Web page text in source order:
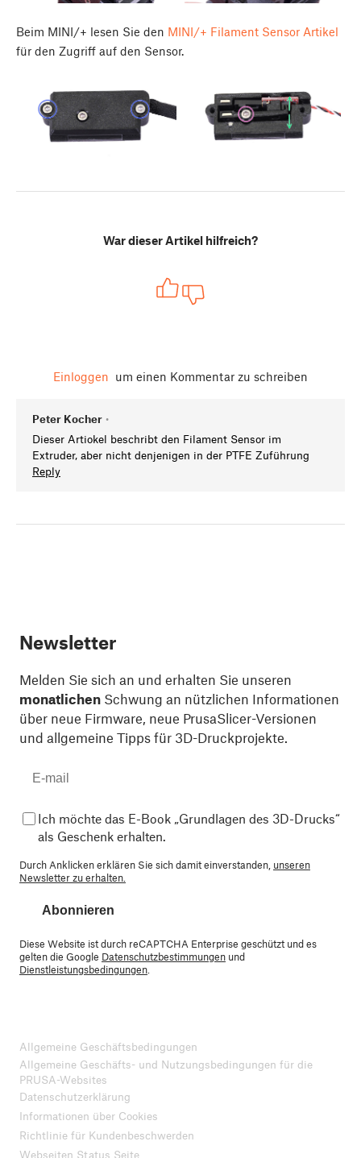
Beim MINI/+ lesen Sie den MINI/+ Filament Sensor Artikel
für den Zugriff auf den Sensor.
War dieser Artikel hilfreich?
Einloggen um einen Kommentar zu schreiben
Peter Kocher •
Dieser Artiokel beschribt den Filament Sensor im
Extruder, aber nicht denjenigen in der PTFE Zuführung
Reply
Newsletter
Melden Sie sich an und erhalten Sie unseren
monatlichen Schwung an nützlichen Informationen
über neue Firmware, neue PrusaSlicer-Versionen
und allgemeine Tipps für 3D-Druckprojekte.
Ich möchte das E-Book „Grundlagen des 3D-Drucks“
als Geschenk erhalten.
Durch Anklicken erklären Sie sich damit einverstanden, unseren
Newsletter zu erhalten.
Abonnieren
Diese Website ist durch reCAPTCHA Enterprise geschützt und es
gelten die Google Datenschutzbestimmungen und
Dienstleistungsbedingungen
Allgemeine Geschäftsbedingungen
Allgemeine Geschäfts- und Nutzungsbedingungen für die
PRUSA-Websites
Datenschutzerklärung
Informationen über Cookies
Richtlinie für Kundenbeschwerden
Webseiten Status Seite